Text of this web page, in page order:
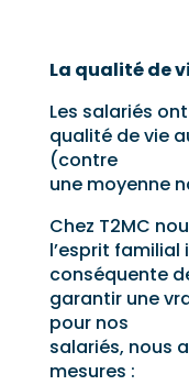
La qualité de
Les salariés
qualité de vie
(contre
une moyenne
Chez T2MC
l’esprit familial
conséquente
garantir une
pour nos
salariés, nous
mesures :